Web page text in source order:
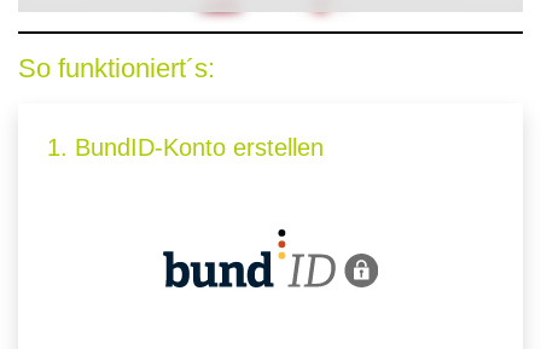
So funktioniert´s:
1. BundID-Konto erstellen